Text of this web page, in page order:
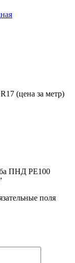
(цена за метр)
ПНД РЕ100
поля